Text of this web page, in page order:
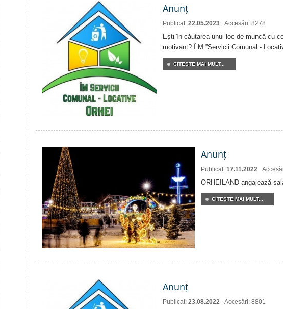
Anunț
Publicat: 22.05.2023 Accesări: 8278
Ești în căutarea unui loc de muncă cu
motivant? Î.M.”Servicii Comunal -
CITEŞTE MAI MULT...
Anunț
Publicat: 17.11.2022
ORHEILAND angajează
CITEŞTE MAI MULT...
Anunț
Publicat: 23.08.2022 Accesări: 8801